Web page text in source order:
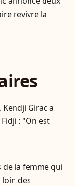
revivre la
Girac a
: "On est
de la femme qui
loin des